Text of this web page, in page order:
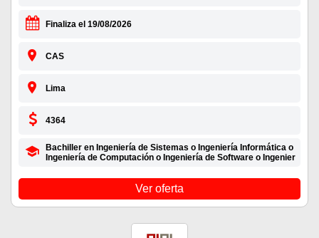
Finaliza el 19/08/2026
CAS
Lima
4364
Bachiller en Ingeniería de Sistemas o Ingeniería Informática o
Ingeniería de Computación o Ingeniería de Software o Ingenier
Ver oferta